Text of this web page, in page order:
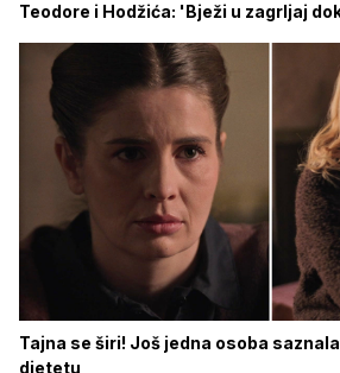
Teodore i Hodžića: 'Bježi u zagrljaj
Tajna se širi! Još jedna osoba
djetetu